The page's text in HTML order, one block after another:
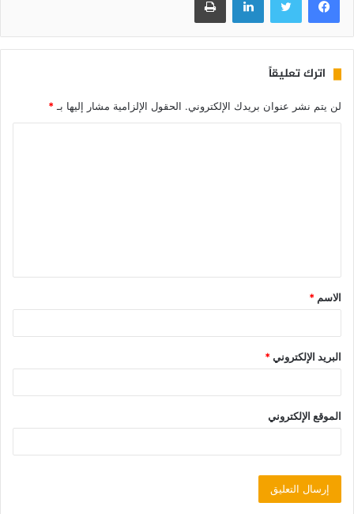
اترك تعليقاً
لن يتم نشر عنوان بريدك الإلكتروني. الحقول الإلزامية مشار إليها بـ*
الاسم *
البريد الإلكتروني*
الموقع الإلكتروني